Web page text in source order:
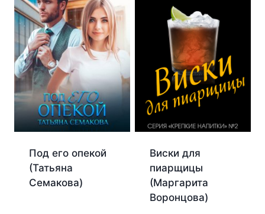
Под его опекой
(Татьяна
Семакова)
Виски для
пиарщицы
(Маргарита
Воронцова)